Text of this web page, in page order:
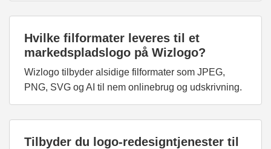
Hvilke filformater leveres til et
markedspladslogo på Wizlogo?
Wizlogo tilbyder alsidige filformater som JPEG,
PNG, SVG og AI til nem onlinebrug og udskrivning.
Tilbyder du logo-redesigntjenester til